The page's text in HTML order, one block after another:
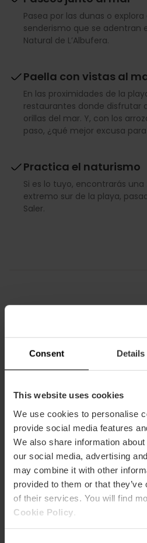
Consent Details
This website uses cookies
We use cookies to personalise
provide social media features
We also share information
our social media, advertising
may combine it with other
provided to them or that
of their services. You will find
Cookie Policy
Pasea por las dunas o
senderismo que se adentran
Natural de L’Albufera.
Paella con vistas al
En las proximidades de la
restaurantes donde disfrutar
orillas del mar. Y, con los
paso, ¿qué mejor excusa
Practica el naturismo
Si es lo tuyo, encontrarás
extremo sur de la playa,
Saler.
¡Descarga gratis tu
¿Planeando tu próxima
busques más. Hemos
costa como un auténtico local.